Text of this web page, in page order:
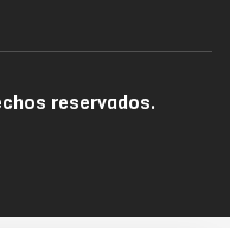
reservados.